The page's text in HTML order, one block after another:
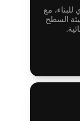
للبناء، مع
السطح